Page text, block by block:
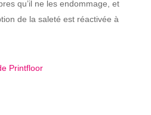
qu’il ne les endommage, et
de la saleté est réactivée à
Printfloor